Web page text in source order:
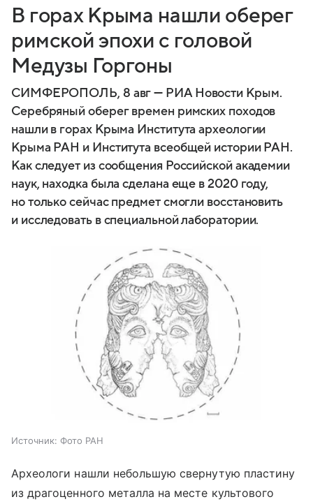
В горах Крыма нашли оберег
римской эпохи с головой
Медузы Горгоны
СИМФЕРОПОЛЬ, 8 авг — РИА Новости Крым.
Серебряный оберег времен римских походов
нашли в горах Крыма Института археологии
Крыма РАН и Института всеобщей истории РАН.
Как следует из сообщения Российской академии
наук, находка была сделана еще в 2020 году,
но только сейчас предмет смогли восстановить
и исследовать в специальной лаборатории.
Источник: Фото РАН
Археологи нашли небольшую свернутую пластину
из драгоценного металла на месте культового